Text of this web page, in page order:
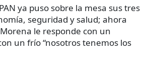
ya puso sobre la mesa sus tres
seguridad y salud; ahora
le responde con un
un frío “nosotros tenemos los